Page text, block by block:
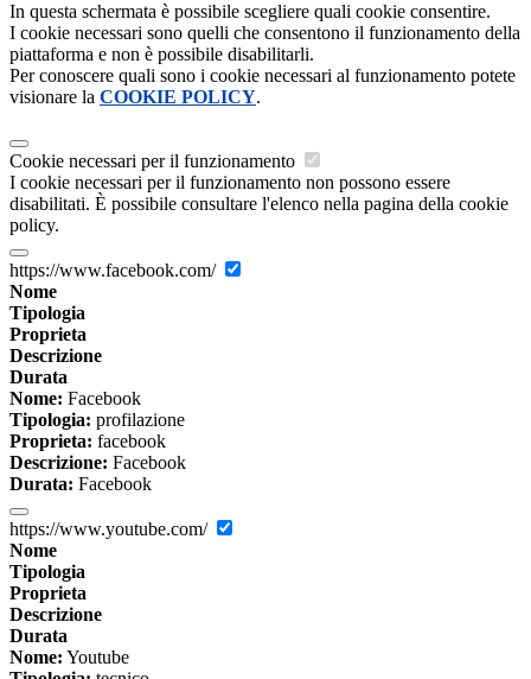
In questa schermata è possibile scegliere quali cookie consentire.
I cookie necessari sono quelli che consentono il funzionamento della
piattaforma e non è possibile disabilitarli.
Per conoscere quali sono i cookie necessari al funzionamento potete
visionare la COOKIE POLICY.
Cookie necessari per il funzionamento
I cookie necessari per il funzionamento non possono essere
disabilitati. È possibile consultare l'elenco nella pagina della cookie
policy.
https://www.facebook.com/
Nome
Tipologia
Proprieta
Descrizione
Durata
Nome: Facebook
Tipologia: profilazione
Proprieta: facebook
Descrizione: Facebook
Durata: Facebook
https://www.youtube.com/
Nome
Tipologia
Proprieta
Descrizione
Durata
Nome: Youtube